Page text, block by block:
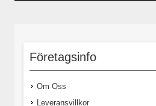
Företagsinfo
Om Oss
Leveransvillkor